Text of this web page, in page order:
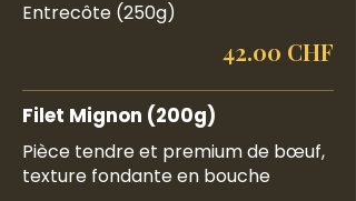
Entrecôte (250g)
42.00 CHF
Filet Mignon (200g)
Pièce tendre et premium de bœuf,
texture fondante en bouche